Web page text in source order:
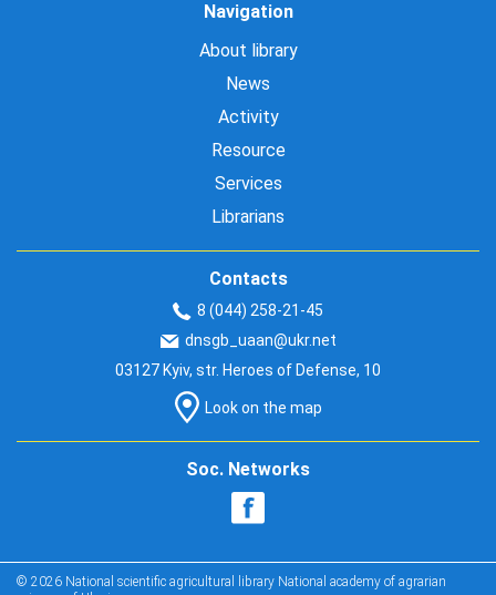
Navigation
About library
News
Activity
Resource
Services
Librarians
Contacts
8 (044) 258-21-45
dnsgb_uaan@ukr.net
03127 Kyiv, str. Heroes of Defense, 10
Look on the map
Soc. Networks
© 2026 National scientific agricultural library National academy of agrarian